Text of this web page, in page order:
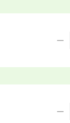
—
—